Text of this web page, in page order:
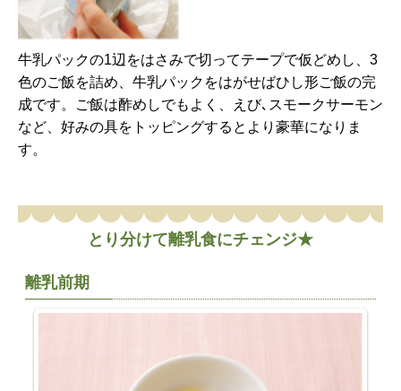
牛乳パックの1辺をはさみで切ってテープで仮どめし、3
色のご飯を詰め、牛乳パックをはがせばひし形ご飯の完
成です。ご飯は酢めしでもよく、えび､スモークサーモン
など、好みの具をトッピングするとより豪華になりま
す。
とり分けて離乳食にチェンジ★
離乳前期